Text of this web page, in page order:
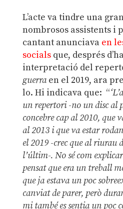
L’acte va tindre una
nombrosos assistents i
cantant anunciava en
socialsque, després
interpretació del
guerraen el 2019, ara
lo. Hi indicava que: “
un repertori -no un disc al
concebre cap al 2010, que
al 2013 i que va estar
el 2019 -crec que al riurau
l’últim-. No sé com
pensat que era un treball
que ja estava un poc
canviat de parer, però
mi també es sentia un poc